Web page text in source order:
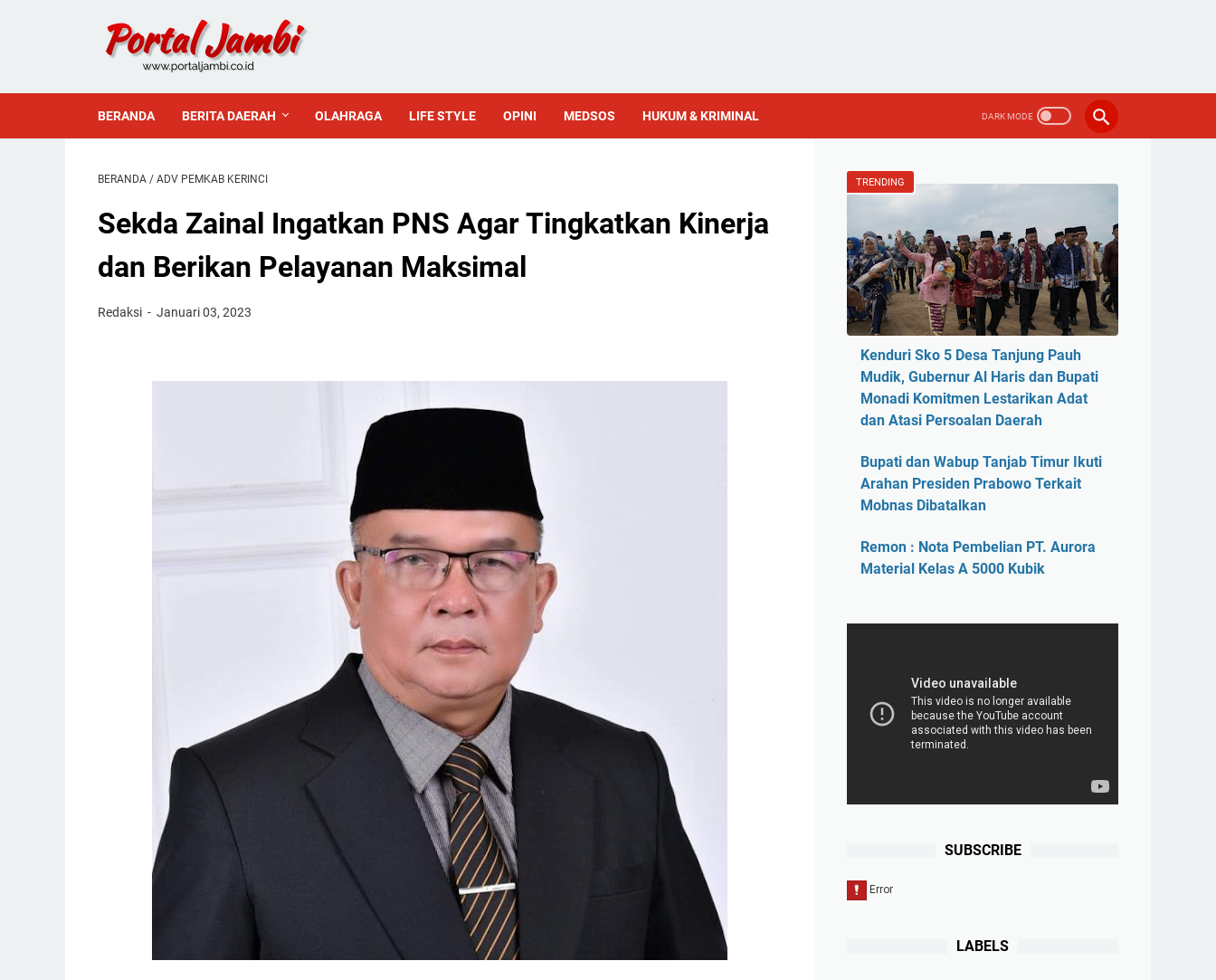
BERANDA BERITA DAERAH OLAHRAGA LIFE STYLE OPINI MEDSOS HUKUM & KRIMINAL
BERANDA / ADV PEMKAB KERINCI
Sekda Zainal Ingatkan PNS Agar Tingkatkan Kinerja
dan Berikan Pelayanan Maksimal
Redaksi Januari 03, 2023
TRENDING
Kenduri Sko 5 Desa Tanjung Pauh
Mudik, Gubernur Al Haris dan Bupati
Monadi Komitmen Lestarikan Adat
dan Atasi Persoalan Daerah
Bupati dan Wabup Tanjab Timur Ikuti
Arahan Presiden Prabowo Terkait
Mobnas Dibatalkan
Remon : Nota Pembelian PT. Aurora
Material Kelas A 5000 Kubik
SUBSCRIBE
LABELS